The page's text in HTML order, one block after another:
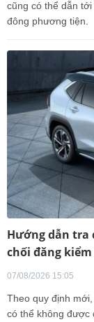
cũng có thể dẫn
đông phương tiện.
Hướng dẫn tra
chối đăng kiểm
07/08/2026 15:05
Theo quy định
có thể không được